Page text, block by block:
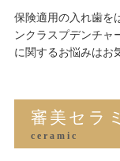
保険適用の入れ歯を
ンクラスプデンチャ
に関するお悩みはお
審美セラ
ceramic